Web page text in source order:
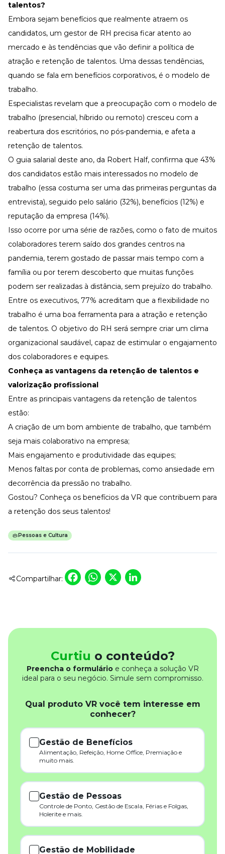
talentos?
Embora sejam benefícios que realmente atraem os
candidatos, um gestor de RH precisa ficar atento ao
mercado e às tendências que vão definir a política de
atração e retenção de talentos. Uma dessas tendências,
quando se fala em benefícios corporativos, é o modelo de
trabalho.
Especialistas revelam que a preocupação com o modelo de
trabalho (presencial, híbrido ou remoto) cresceu com a
reabertura dos escritórios, no pós-pandemia, e afeta a
retenção de talentos.
O guia salarial deste ano, da Robert Half, confirma que 43%
dos candidatos estão mais interessados no modelo de
trabalho (essa costuma ser uma das primeiras perguntas da
entrevista), seguido pelo salário (32%), benefícios (12%) e
reputação da empresa (14%).
Isso ocorre por uma série de razões, como o fato de muitos
colaboradores terem saído dos grandes centros na
pandemia, terem gostado de passar mais tempo com a
família ou por terem descoberto que muitas funções
podem ser realizadas à distância, sem prejuízo do trabalho.
Entre os executivos, 77% acreditam que a flexibilidade no
trabalho é uma boa ferramenta para a atração e retenção
de talentos. O objetivo do RH será sempre criar um clima
organizacional saudável, capaz de estimular o engajamento
dos colaboradores e equipes.
Conheça as vantagens da retenção de talentos e
valorização profissional
Entre as principais vantagens da retenção de talentos
estão:
A criação de um bom ambiente de trabalho, que também
seja mais colaborativo na empresa;
Mais engajamento e produtividade das equipes;
Menos faltas por conta de problemas, como ansiedade em
decorrência da pressão no trabalho.
Gostou? Conheça os benefícios da VR que contribuem para
a retenção dos seus talentos!
Pessoas e Cultura
Compartilhar: Facebook
WhatsApp
X
Curtiu o conteúdo?
Preencha o formulárioe conheça a solução VR
ideal para o seu negócio. Simule sem compromisso.
Qual produto VR você tem interesse em
conhecer?
Gestão de Benefícios
Alimentação, Refeição, Home Office, Premiação e
muito mais.
Gestão de Pessoas
Controle de Ponto, Gestão de Escala, Férias e Folgas,
Holerite e mais.
Gestão de Mobilidade